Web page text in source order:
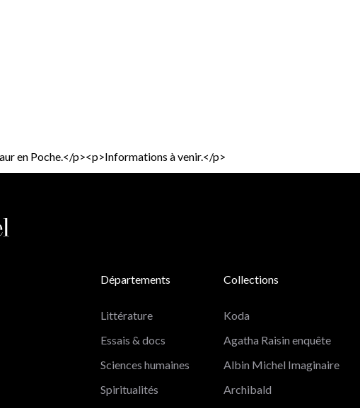
en Poche.</p><p>Informations à venir.</p>
Départements
Littérature
Essais & docs
Sciences humaines
Spiritualités
Collections
Koda
Agatha Raisin enquête
Albin Michel Imaginaire
Archibald